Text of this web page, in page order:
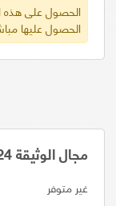
الحصول على هذه
الحصول عليها
مجال الوثيقة GSO ASTM D8251:2024
غير متوفر